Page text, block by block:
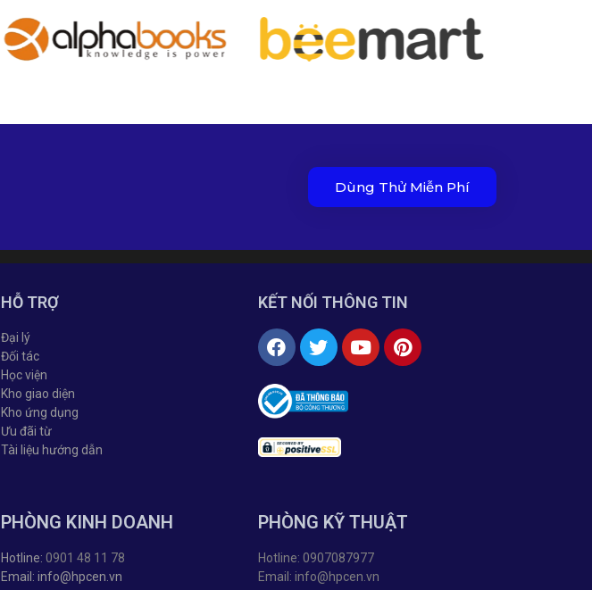
Dùng Thử Miễn Phí
HỖ TRỢ
Đại lý
Đối tác
Học viện
Kho giao diện
Kho ứng dụng
Ưu đãi từ
Tài liệu hướng dẫn
KẾT NỐI THÔNG TIN
PHÒNG KINH DOANH
Hotline: 0901 48 11 78
Email: info@hpcen.vn
PHÒNG KỸ THUẬT
Hotline: 0907087977
Email: info@hpcen.vn